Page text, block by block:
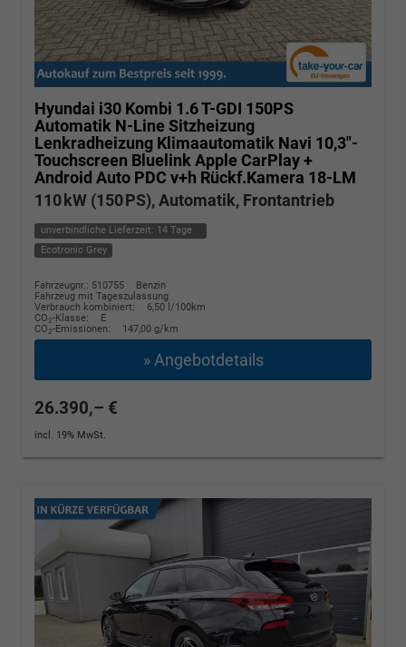
Hyundai i30 Kombi 1.6 T-GDI 150PS
Automatik N-Line Sitzheizung
Lenkradheizung Klimaautomatik Navi 10,3"-
Touchscreen Bluelink Apple CarPlay +
Android Auto PDC v+h Rückf.Kamera 18-LM
110 kW (150 PS), Automatik, Frontantrieb
unverbindliche Lieferzeit: 14 Tage
Ecotronic Grey
Fahrzeugnr.: 510755
Benzin
Fahrzeug mit Tageszulassung
Verbrauch kombiniert:
6,50 l/100km
CO2-Klasse:
E
CO2-Emissionen: 147,00 g/km
» Angebotdetails
26.390,– €
incl. 19% MwSt.